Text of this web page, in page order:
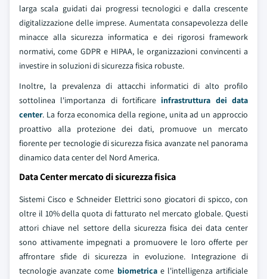
larga scala guidati dai progressi tecnologici e dalla crescente
digitalizzazione delle imprese. Aumentata consapevolezza delle
minacce alla sicurezza informatica e dei rigorosi framework
normativi, come GDPR e HIPAA, le organizzazioni convincenti a
investire in soluzioni di sicurezza fisica robuste.
Inoltre, la prevalenza di attacchi informatici di alto profilo
sottolinea l'importanza di fortificare infrastruttura dei data
center. La forza economica della regione, unita ad un approccio
proattivo alla protezione dei dati, promuove un mercato
fiorente per tecnologie di sicurezza fisica avanzate nel panorama
dinamico data center del Nord America.
Data Center mercato di sicurezza fisica
Sistemi Cisco e Schneider Elettrici sono giocatori di spicco, con
oltre il 10% della quota di fatturato nel mercato globale. Questi
attori chiave nel settore della sicurezza fisica dei data center
sono attivamente impegnati a promuovere le loro offerte per
affrontare sfide di sicurezza in evoluzione. Integrazione di
tecnologie avanzate come biometricae l'intelligenza artificiale